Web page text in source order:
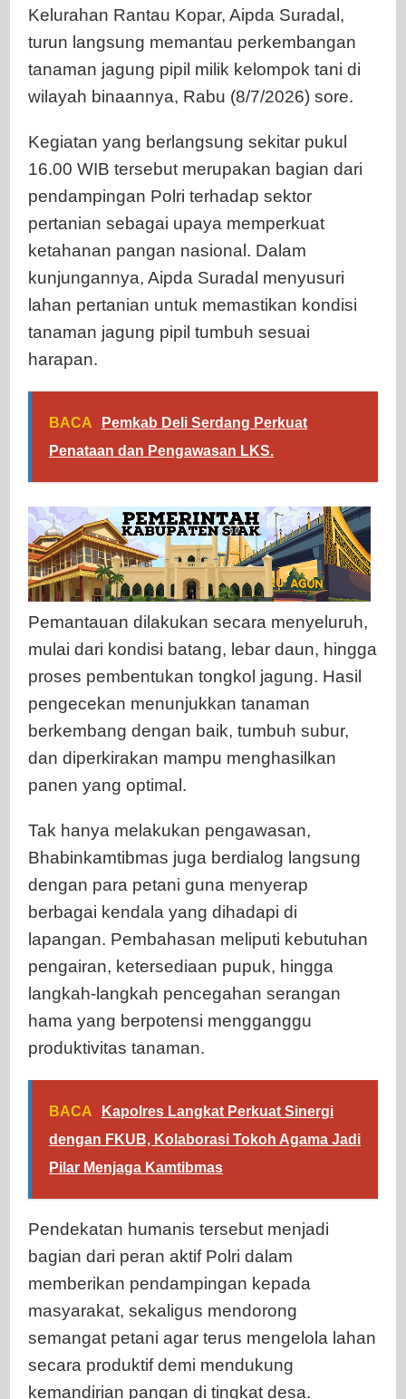
Kelurahan Rantau Kopar, Aipda Suradal,
turun langsung memantau perkembangan
tanaman jagung pipil milik kelompok tani di
wilayah binaannya, Rabu (8/7/2026) sore.
Kegiatan yang berlangsung sekitar pukul
16.00 WIB tersebut merupakan bagian dari
pendampingan Polri terhadap sektor
pertanian sebagai upaya memperkuat
ketahanan pangan nasional. Dalam
kunjungannya, Aipda Suradal menyusuri
lahan pertanian untuk memastikan kondisi
tanaman jagung pipil tumbuh sesuai
harapan.
BACA
Pemkab Deli Serdang Perkuat
Penataan dan Pengawasan LKS.
Pemantauan dilakukan secara menyeluruh,
mulai dari kondisi batang, lebar daun, hingga
proses pembentukan tongkol jagung. Hasil
pengecekan menunjukkan tanaman
berkembang dengan baik, tumbuh subur,
dan diperkirakan mampu menghasilkan
panen yang optimal.
Tak hanya melakukan pengawasan,
Bhabinkamtibmas juga berdialog langsung
dengan para petani guna menyerap
berbagai kendala yang dihadapi di
lapangan. Pembahasan meliputi kebutuhan
pengairan, ketersediaan pupuk, hingga
langkah-langkah pencegahan serangan
hama yang berpotensi mengganggu
produktivitas tanaman.
BACA
Kapolres Langkat Perkuat Sinergi
dengan FKUB, Kolaborasi Tokoh Agama Jadi
Pilar Menjaga Kamtibmas
Pendekatan humanis tersebut menjadi
bagian dari peran aktif Polri dalam
memberikan pendampingan kepada
masyarakat, sekaligus mendorong
semangat petani agar terus mengelola lahan
secara produktif demi mendukung
kemandirian pangan di tingkat desa.